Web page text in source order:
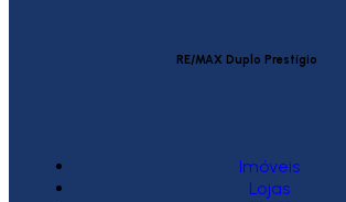
RE/MAX Duplo Prestígio
Imóveis
Lojas